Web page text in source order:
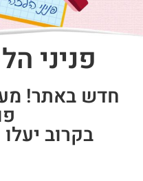
פניני
חדש באתר!
בקרוב